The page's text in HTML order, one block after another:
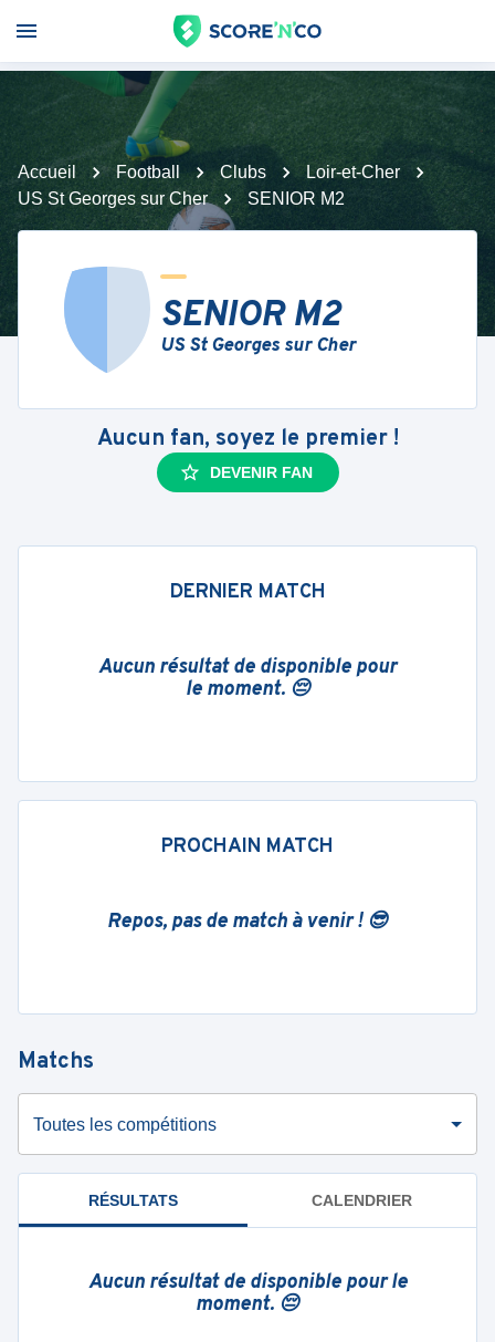
Accueil Football Clubs
Loir-et-Cher
US St Georges sur Cher
SENIOR M2
SENIOR M2
US St Georges sur Cher
Aucun fan, soyez le premier !
DEVENIR FAN
DERNIER MATCH
Aucun résultat de disponible pour
le moment. 😔
PROCHAIN MATCH
Repos, pas de match à venir ! 😎
Matchs
Toutes les compétitions
RÉSULTATS CALENDRIER
Aucun résultat de disponible pour le
moment. 😔